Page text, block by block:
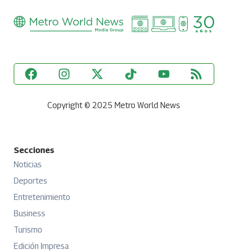
Copyright © 2025 Metro World News
Secciones
Noticias
Deportes
Entretenimiento
Business
Turismo
Edición Impresa